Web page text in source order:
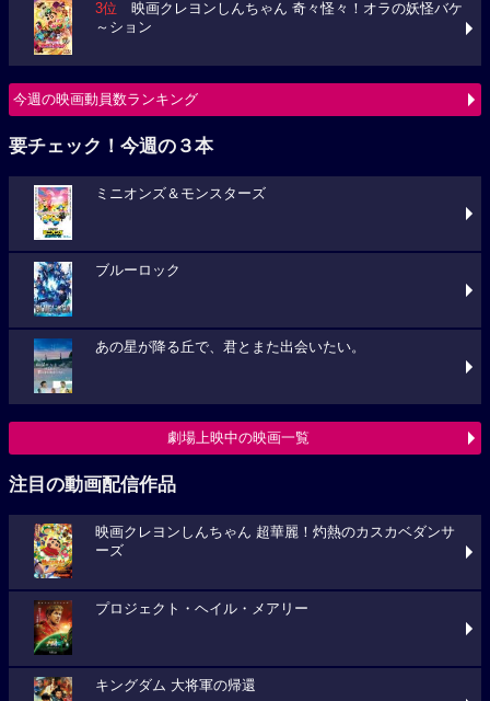
3位 映画クレヨンしんちゃん 奇々怪々！オラの妖怪バケ
～ション
今週の映画動員数ランキング
要チェック！今週の３本
ミニオンズ＆モンスターズ
ブルーロック
あの星が降る丘で、君とまた出会いたい。
劇場上映中の映画一覧
注目の動画配信作品
映画クレヨンしんちゃん 超華麗！灼熱のカスカベダンサ
ーズ
プロジェクト・ヘイル・メアリー
キングダム 大将軍の帰還